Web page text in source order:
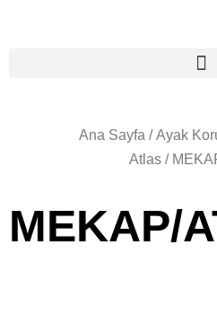
Ana Sayfa /Ayak
Atlas /
MEKAP/